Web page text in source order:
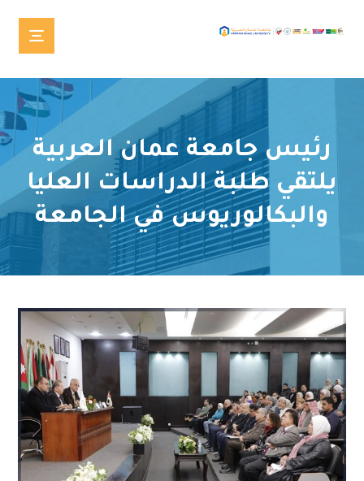
رئيس جامعة عمان العربية
يلتقي طلبة الدراسات العليا
والبكالوريوس في الجامعة